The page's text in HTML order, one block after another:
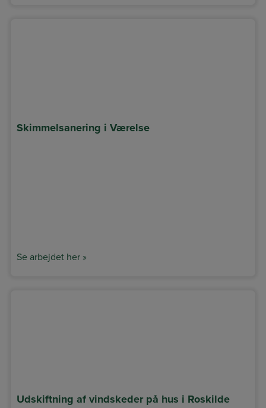
Skimmelsanering i Værelse
Se arbejdet her »
Udskiftning af vindskeder på hus i Roskilde